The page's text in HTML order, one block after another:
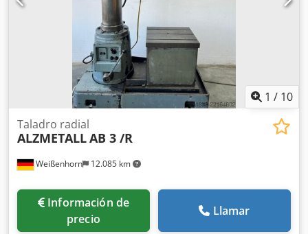
1 / 10
Weißenhorn 12.085 km
Taladro radial
ALZMETALLAB 3 /R
Información de
precio
Llamar